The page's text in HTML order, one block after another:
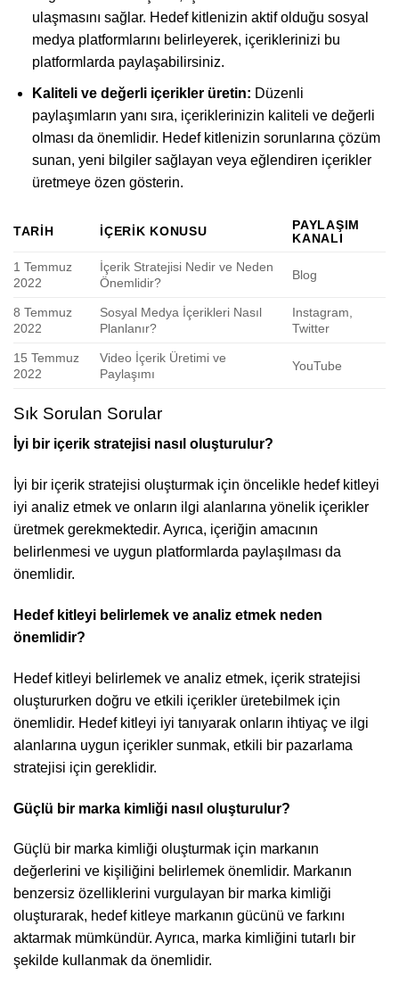
ulaşmasını sağlar. Hedef kitlenizin aktif olduğu sosyal
medya platformlarını belirleyerek, içeriklerinizi bu
platformlarda paylaşabilirsiniz.
Kaliteli ve değerli içerikler üretin: Düzenli
paylaşımların yanı sıra, içeriklerinizin kaliteli ve değerli
olması da önemlidir. Hedef kitlenizin sorunlarına çözüm
sunan, yeni bilgiler sağlayan veya eğlendiren içerikler
üretmeye özen gösterin.
TARIH İÇERIK KONUSU
PAYLAŞIM
KANALI
1 Temmuz
2022
İçerik Stratejisi Nedir ve Neden
Önemlidir?
Blog
8 Temmuz
2022
Sosyal Medya İçerikleri Nasıl
Planlanır?
Instagram,
Twitter
15 Temmuz
2022
Video İçerik Üretimi ve
Paylaşımı
YouTube
Sık Sorulan Sorular
İyi bir içerik stratejisi nasıl oluşturulur?
İyi bir içerik stratejisi oluşturmak için öncelikle hedef kitleyi
iyi analiz etmek ve onların ilgi alanlarına yönelik içerikler
üretmek gerekmektedir. Ayrıca, içeriğin amacının
belirlenmesi ve uygun platformlarda paylaşılması da
önemlidir.
Hedef kitleyi belirlemek ve analiz etmek neden
önemlidir?
Hedef kitleyi belirlemek ve analiz etmek, içerik stratejisi
oluştururken doğru ve etkili içerikler üretebilmek için
önemlidir. Hedef kitleyi iyi tanıyarak onların ihtiyaç ve ilgi
alanlarına uygun içerikler sunmak, etkili bir pazarlama
stratejisi için gereklidir.
Güçlü bir marka kimliği nasıl oluşturulur?
Güçlü bir marka kimliği oluşturmak için markanın
değerlerini ve kişiliğini belirlemek önemlidir. Markanın
benzersiz özelliklerini vurgulayan bir marka kimliği
oluşturarak, hedef kitleye markanın gücünü ve farkını
aktarmak mümkündür. Ayrıca, marka kimliğini tutarlı bir
şekilde kullanmak da önemlidir.